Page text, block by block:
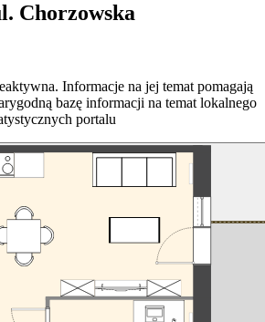
Chorzowska
Informacje na jej temat pomagają
bazę informacji na temat lokalnego
portalu